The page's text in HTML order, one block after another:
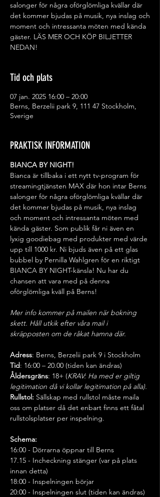
salonger för några oförglömliga kvällar där
det kommer bjudas på musik, nya inslag och
moment och intressanta möten med kända
gäster. LÄS MER OCH KÖP BILJETTER
NEDAN!
Tid och plats
07 jan. 2025 16:00 – 20:00
Berns, Berzelii park 9, 111 47 Stockholm,
Sverige
PRAKTISK INFORMATION
BIANCA BY NIGHT!
Bianca är tillbaka i ett nytt tv-program för
streamingtjänsten MAX där hon intar Berns
salonger för några oförglömliga kvällar där
det kommer bjudas på musik, nya inslag
och moment och intressanta möten med
kända gäster. Som publik får ni även en
lyxig goodiebag med produkter med värde
upp till 1000 kr. Ni bjuds även på ett glas
bubbel by Pernilla Wahlgren för en riktigt
BIANCA BY NIGHT-känsla! Nu har du
chansen att vara med på denna
oförglömliga kväll på Berns!
Mer info kommer på mailen när bokning
skett. Håll utkik efter våra mail i
skräpposten om de råkat hamna där.
Adress: Berns, Berzelii park 9 i Stockholm
Tid: 16:00 – 20.00 (tiden kan ändras)
Åldersgräns: 18+ (KRAV: Ha med er giltig
legitimation då vi kollar legitimation på alla).
Rullstol: Sällskap med rullstol måste maila
oss om platser då det enbart finns ett fåtal
rullstolsplatser per inspelning.
Schema:
16:00 - Dörrarna öppnar till Berns
17.15 - Incheckning stänger (var på plats
innan detta)
18:00 - Inspelningen börjar
20:00 - Inspelningen slut (tiden kan ändras)